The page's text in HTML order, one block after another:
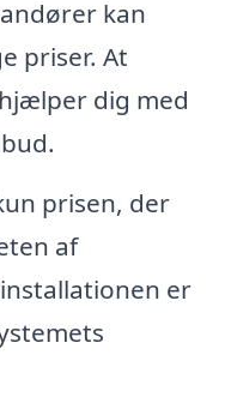
kan
priser. At
dig med
prisen, der
af
er